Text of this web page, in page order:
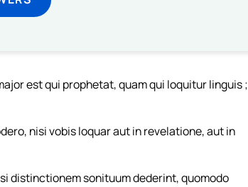
est qui prophetat, quam qui loquitur linguis ;
nisi vobis loquar aut in revelatione, aut in
distinctionem sonituum dederint, quomodo